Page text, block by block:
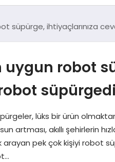
süpürge, ihtiyaçlarınıza
uygun robot
lüks bir ürün
artması, akıllı şehirlerin
arayan pek çok kişiyi robot